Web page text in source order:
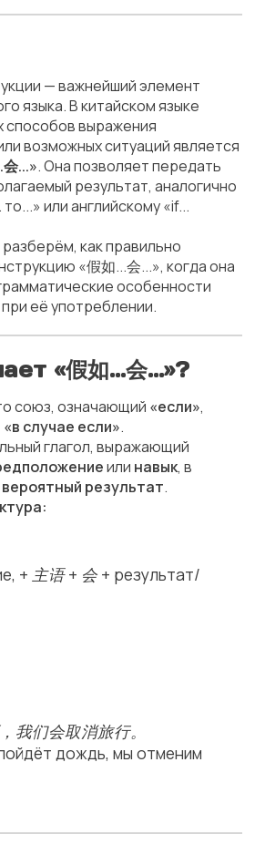
— важнейший элемент
языка. В китайском языке
способов выражения
возможных ситуаций является
...». Она позволяет передать
результат, аналогично
или английскому «if...
как правильно
«假如...会...», когда она
особенности
её употреблении.
«假如...会...»?
союз, означающий «если»,
«в случае если».
глагол, выражающий
или навык, в
вероятный результат.
+ 主语 + 会 + результат/
我们会取消旅行。
дождь, мы отменим